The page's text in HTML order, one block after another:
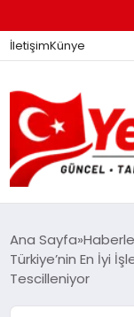
İletişimKünye
GÜNDEM
Ana Sayfa
Türkiye’nin En İyi
Tescilleniyor